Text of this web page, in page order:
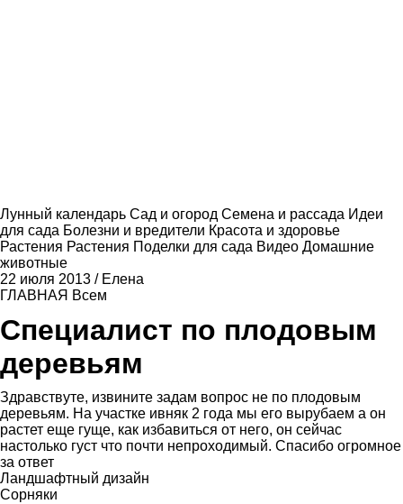
Лунный календарь Сад и огород Семена и рассада Идеи
для сада Болезни и вредители Красота и здоровье
Растения Растения Поделки для сада Видео Домашние
животные
22 июля 2013 / Елена
ГЛАВНАЯ Всем
Специалист по плодовым
деревьям
Здравствуте, извините задам вопрос не по плодовым
деревьям. На участке ивняк 2 года мы его вырубаем а он
растет еще гуще, как избавиться от него, он сейчас
настолько густ что почти непроходимый. Спасибо огромное
за ответ
Ландшафтный дизайн
Сорняки